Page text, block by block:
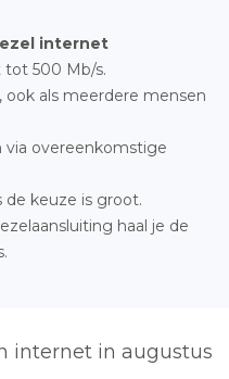
internet
500 Mb/s.
als meerdere mensen
via overeenkomstige
de keuze is groot.
haal je de
internet in augustus